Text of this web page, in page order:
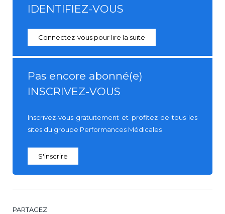
IDENTIFIEZ-VOUS
Connectez-vous pour lire la suite
Pas encore abonné(e)
INSCRIVEZ-VOUS
Inscrivez-vous gratuitement et profitez de tous les
sites du groupe Performances Médicales
S'inscrire
PARTAGEZ.